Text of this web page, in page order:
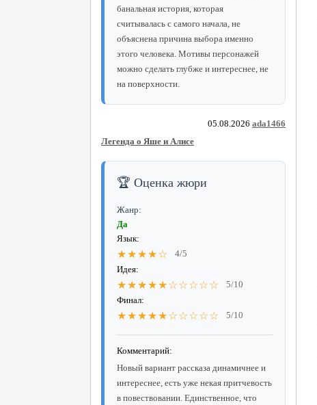
банальная история, которая
считывалась с самого начала, не
объяснена причина выбора именно
этого человека. Мотивы персонажей
можно сделать глубже и интереснее, не
на поверхности.
05.08.2026 ada1466
Легенда о Яше и Алисе
🏆 Оценка жюри
Жанр:
Да
Язык:
★★★★☆
4/5
Идея:
★★★★★☆☆☆☆☆
5/10
Финал:
★★★★★☆☆☆☆☆ 5/10
Комментарий:
Новый вариант рассказа динамичнее и
интереснее, есть уже некая притчевость
в повествовании. Единственное, что